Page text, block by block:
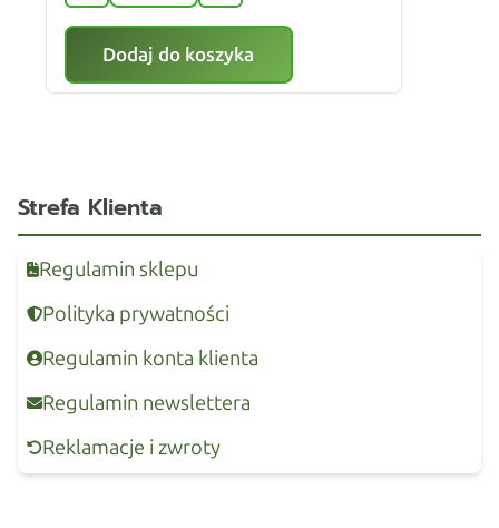
Dodaj do koszyka
Strefa Klienta
Regulamin sklepu
Polityka prywatności
Regulamin konta klienta
Regulamin newslettera
Reklamacje i zwroty